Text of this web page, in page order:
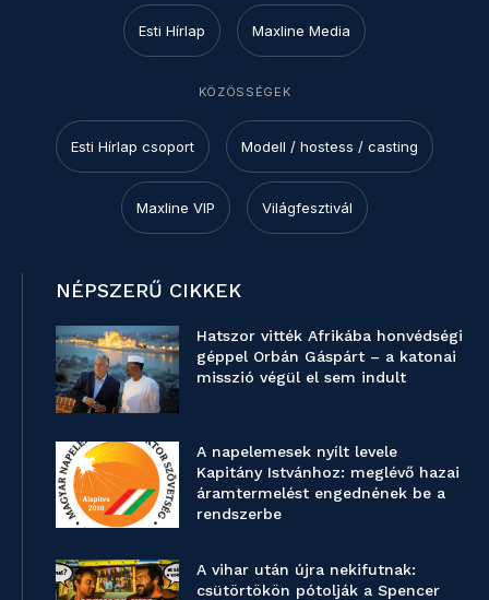
Esti Hírlap Maxline Media
KÖZÖSSÉGEK
Esti Hírlap csoport Modell / hostess / casting
Maxline VIP Világfesztivál
NÉPSZERŰ CIKKEK
Hatszor vitték Afrikába honvédségi
géppel Orbán Gáspárt – a katonai
misszió végül el sem indult
A napelemesek nyílt levele
Kapitány Istvánhoz: meglévő hazai
áramtermelést engednének be a
rendszerbe
A vihar után újra nekifutnak:
csütörtökön pótolják a Spencer